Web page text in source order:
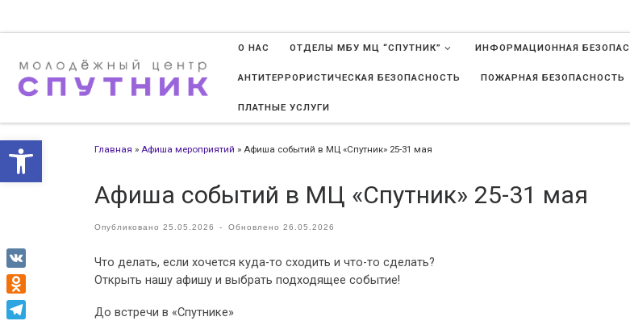
Открыть панель инструментов
О НАС ОТДЕЛЫ МБУ МЦ “СПУТНИК” ИНФОРМАЦИОННАЯ
АНТИТЕРРОРИСТИЧЕСКАЯ БЕЗОПАСНОСТЬ ПОЖАРНАЯ БЕЗОПАСНОСТЬ
ПЛАТНЫЕ УСЛУГИ
Главная » Афиша мероприятий » Афиша событий в МЦ «Спутник» 25-31 мая
Афиша событий в МЦ «Спутник» 25-31 мая
Опубликовано 25.05.2026 - Обновлено 26.05.2026
Что делать, если хочется куда-то сходить и что-то сделать?
Открыть нашу афишу и выбрать подходящее событие!
До встречи в «Спутнике»
VK
Odnoklassniki